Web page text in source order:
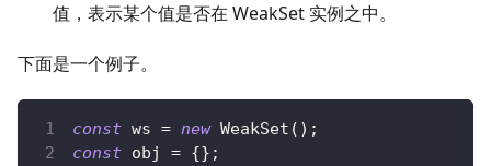
值，表示某个值是否在 WeakSet 实例之中。
下面是一个例子。
const ws = new WeakSet ( ) ;
const obj = {} ;